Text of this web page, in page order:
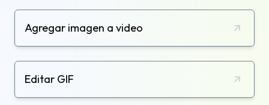
Agregar imagen a video
Editar GIF